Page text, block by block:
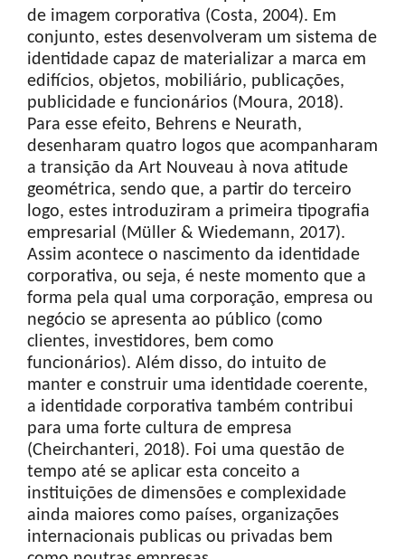
de imagem corporativa (Costa, 2004). Em
conjunto, estes desenvolveram um sistema de
identidade capaz de materializar a marca em
edifícios, objetos, mobiliário, publicações,
publicidade e funcionários (Moura, 2018).
Para esse efeito, Behrens e Neurath,
desenharam quatro logos que acompanharam
a transição da Art Nouveau à nova atitude
geométrica, sendo que, a partir do terceiro
logo, estes introduziram a primeira tipografia
empresarial (Müller & Wiedemann, 2017).
Assim acontece o nascimento da identidade
corporativa, ou seja, é neste momento que a
forma pela qual uma corporação, empresa ou
negócio se apresenta ao público (como
clientes, investidores, bem como
funcionários). Além disso, do intuito de
manter e construir uma identidade coerente,
a identidade corporativa também contribui
para uma forte cultura de empresa
(Cheirchanteri, 2018). Foi uma questão de
tempo até se aplicar esta conceito a
instituições de dimensões e complexidade
ainda maiores como países, organizações
internacionais publicas ou privadas bem